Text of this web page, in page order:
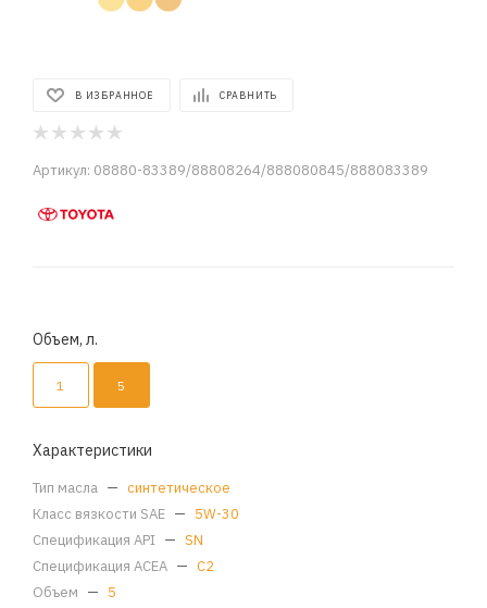
В ИЗБРАННОЕ СРАВНИТЬ
Артикул: 08880-83389/88808264/888080845/888083389
Объем, л.
1 5
Характеристики
Тип масла — синтетическое
Класс вязкости SAE — 5W-30
Спецификация API — SN
Спецификация ACEA — C2
Объем — 5